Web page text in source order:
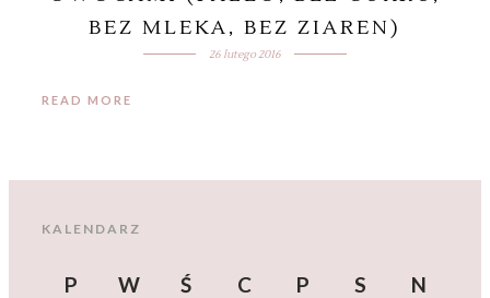
BEZ MLEKA, BEZ ZIAREN)
26 lutego 2016
READ MORE
KALENDARZ
P W Ś C P S
N